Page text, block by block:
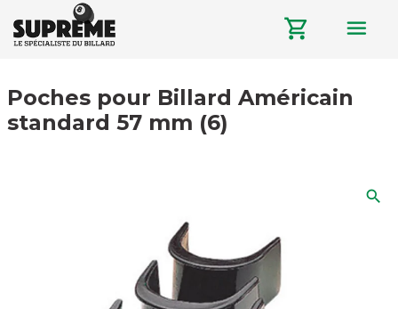
shopping_cart menu
Poches pour Billard Américain
standard 57 mm (6)
search